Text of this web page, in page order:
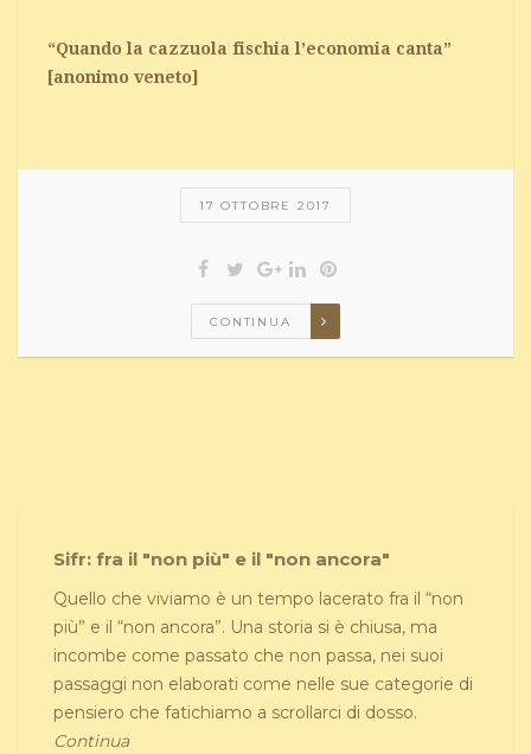
“Quando la cazzuola fischia l’economia canta”
[anonimo veneto]
17 OTTOBRE 2017
CONTINUA
Sifr: fra il "non più" e il "non ancora"
Quello che viviamo è un tempo lacerato fra il “non
più” e il “non ancora”. Una storia si è chiusa, ma
incombe come passato che non passa, nei suoi
passaggi non elaborati come nelle sue categorie di
pensiero che fatichiamo a scrollarci di dosso.
Continua